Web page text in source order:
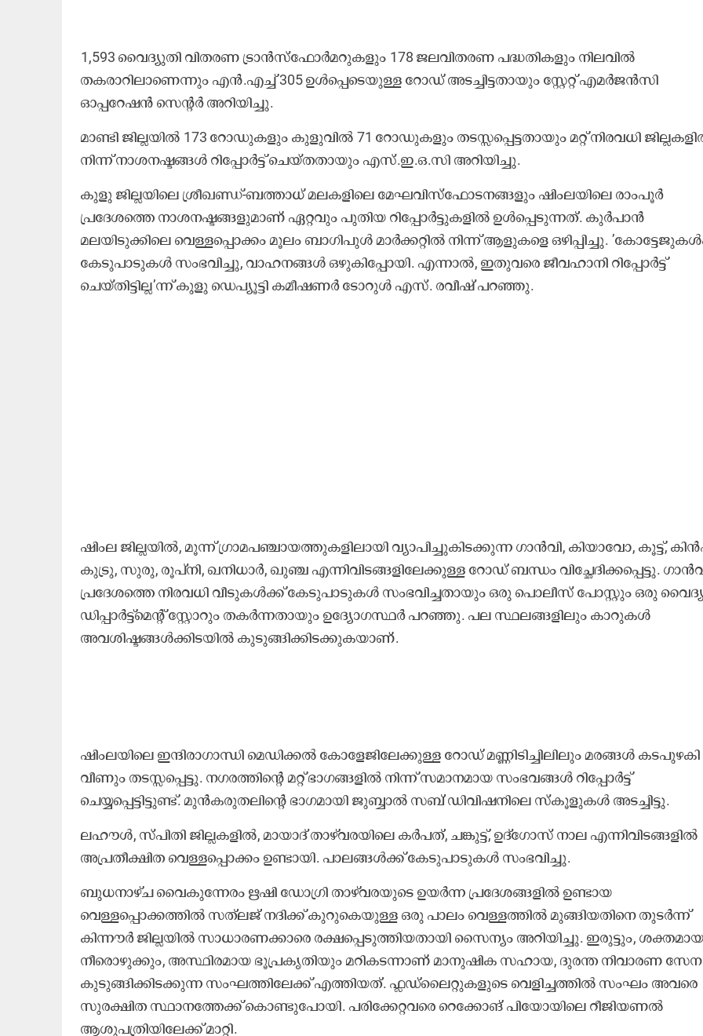
1,593 വൈദ്യുതി വിതരണ ട്രാൻസ്‌ഫോർമറുകളും 178 ജലവിതരണ പദ്ധതികളും നിലവിൽ
തകരാറിലാണെന്നും എൻ‌.എച്ച് 305 ഉൾപ്പെടെയുള്ള റോഡ് അടച്ചിട്ടതായും സ്റ്റേറ്റ് എമർജൻസി
ഓപ്പറേഷൻ സെന്റർ അറിയിച്ചു.
മാണ്ടി ജില്ലയിൽ 173 റോഡുകളും കുളുവിൽ 71 റോഡുകളും തടസ്സപ്പെട്ടതായും മറ്റ് നിരവധി
നിന്ന് നാശനഷ്ടങ്ങൾ റിപ്പോർട്ട് ചെയ്തതായും എസ്‌.ഇ.ഒ.സി അറിയിച്ചു.
കുളു ജില്ലയിലെ ശ്രീഖണ്ഡ്-ബത്താധ് മലകളിലെ മേഘവിസ്ഫോടനങ്ങളും ഷിംലയിലെ രാംപൂർ
പ്രദേശത്തെ നാശനഷ്ടങ്ങളുമാണ് ഏറ്റവും പുതിയ റിപ്പോർട്ടുകളിൽ ഉൾപ്പെടുന്നത്. കുർപാൻ
മലയിടുക്കിലെ വെള്ളപ്പൊക്കം മൂലം ബാഗിപുൾ മാർക്കറ്റിൽ നിന്ന് ആളുകളെ ഒഴിപ്പിച്ചു.
കേടുപാടുകൾ സംഭവിച്ചു, വാഹനങ്ങൾ ഒഴുകിപ്പോയി. എന്നാൽ, ഇതുവരെ ജീവഹാനി റിപ്പോർട്ട്
ചെയ്തിട്ടില്ല’ന്ന് കുളു ഡെപ്യൂട്ടി കമീഷണർ ടോറുൾ എസ്. രവീഷ് പറഞ്ഞു.
ഷിംല ജില്ലയിൽ, മൂന്ന് ഗ്രാമപഞ്ചായത്തുകളിലായി വ്യാപിച്ചുകിടക്കുന്ന ഗാൻവി, കിയാവോ, കൂട്ട്,
കുട്രു, സുരു, രൂപ്നി, ഖനിധാർ, ഖുഞ്ച എന്നിവിടങ്ങളിലേക്കുള്ള റോഡ് ബന്ധം വിച്ഛേദിക്കപ്പെട്ടു.
പ്രദേശത്തെ നിരവധി വീടുകൾക്ക് കേടുപാടുകൾ സംഭവിച്ചതായും ഒരു പൊലീസ് പോസ്റ്റും ഒരു
ഡിപ്പാർട്ട്‌മെന്റ് സ്റ്റോറും തകർന്നതായും ഉദ്യോഗസ്ഥർ പറഞ്ഞു. പല സ്ഥലങ്ങളിലും കാറുകൾ
അവശിഷ്ടങ്ങൾക്കിടയിൽ കുടുങ്ങിക്കിടക്കുകയാണ്.
ഷിംലയിലെ ഇന്ദിരാഗാന്ധി മെഡിക്കൽ കോളേജിലേക്കുള്ള റോഡ് മണ്ണിടിച്ചിലിലും മരങ്ങൾ കടപുഴകി
വീണും തടസ്സപ്പെട്ടു. നഗരത്തിന്റെ മറ്റ് ഭാഗങ്ങളിൽ നിന്ന് സമാനമായ സംഭവങ്ങൾ റിപ്പോർട്ട്
ചെയ്യപ്പെട്ടിട്ടുണ്ട്. മുൻകരുതലിന്റെ ഭാഗമായി ജുബ്ബാൽ സബ് ഡിവിഷനിലെ സ്കൂളുകൾ അടച്ചിട്ടു.
ലഹൗൾ, സ്പിതി ജില്ലകളിൽ, മായാദ് താഴ്‌വരയിലെ കർപത്, ചങ്കുട്ട്, ഉദ്‌ഗോസ് നാല എന്നിവിടങ്ങളിൽ
അപ്രതീക്ഷിത വെള്ളപ്പൊക്കം ഉണ്ടായി. പാലങ്ങൾക്ക് കേടുപാടുകൾ സംഭവിച്ചു.
ബുധനാഴ്ച വൈകുന്നേരം ഋഷി ഡോഗ്രി താഴ്‌വരയുടെ ഉയർന്ന പ്രദേശങ്ങളിൽ ഉണ്ടായ
വെള്ളപ്പൊക്കത്തിൽ സത്‌ലജ് നദിക്ക് കുറുകെയുള്ള ഒരു പാലം വെള്ളത്തിൽ മുങ്ങിയതിനെ തുടർന്ന്
കിന്നൗർ ജില്ലയിൽ സാധാരണക്കാരെ രക്ഷപ്പെടുത്തിയതായി സൈന്യം അറിയിച്ചു. ഇരുട്ടും,
നീരൊഴുക്കും, അസ്ഥിരമായ ഭൂപ്രകൃതിയും മറികടന്നാണ് മാനുഷിക സഹായ, ദുരന്ത നിവാരണ സേന
കുടുങ്ങിക്കിടക്കുന്ന സംഘത്തിലേക്ക് എത്തിയത്. ഫ്ലഡ്‌ലൈറ്റുകളുടെ വെളിച്ചത്തിൽ സംഘം അവരെ
സുരക്ഷിത സ്ഥാനത്തേക്ക് കൊണ്ടുപോയി. പരിക്കേറ്റവരെ റെക്കോങ് പിയോയിലെ റീജിയണൽ
ആശുപത്രിയിലേക്ക് മാറ്റി.